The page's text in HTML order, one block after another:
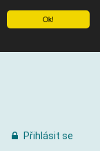
Ok!
Přihlásit se